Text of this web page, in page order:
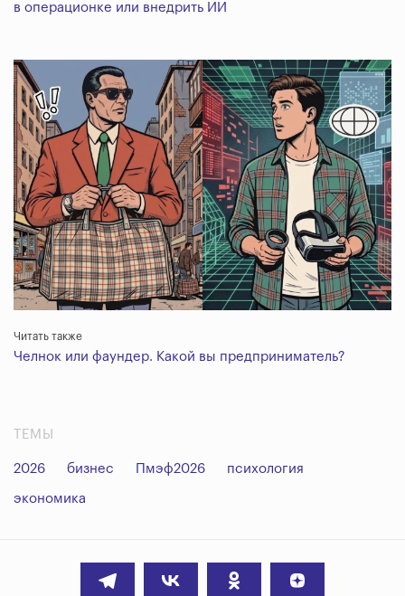
в операционке или внедрить ИИ
Читать также
Челнок или фаундер. Какой вы предприниматель?
ТЕМЫ
2026 бизнес Пмэф2026 психология
экономика